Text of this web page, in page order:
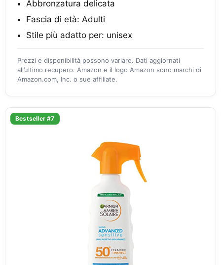
Abbronzatura delicata
Fascia di età: Adulti
Stile più adatto per: unisex
Prezzi e disponibilità possono variare. Dati aggiornati
all’ultimo recupero. Amazon e il logo Amazon sono marchi di
Amazon.com, Inc. o sue affiliate.
Bestseller #7